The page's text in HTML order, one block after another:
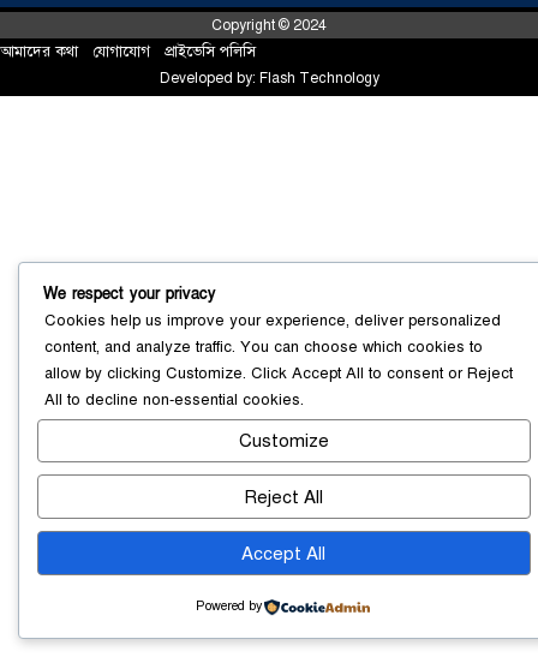
Copyright © 2024
আমাদের কথা যোগাযোগ প্রাইভেসি পলিসি
Developed by: Flash Technology
We respect your privacy
Cookies help us improve your experience, deliver personalized
content, and analyze traffic. You can choose which cookies to
allow by clicking Customize. Click Accept All to consent orReject
All to decline non-essential cookies.
Customize
Reject All
Accept All
Powered by